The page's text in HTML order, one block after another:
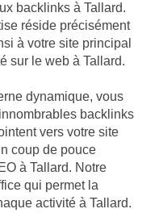
backlinks à Tallard.
réside précisément
à votre site principal
sur le web à Tallard.
dynamique, vous
backlinks
vers votre site
coup de pouce
à Tallard. Notre
qui permet la
activité à Tallard.